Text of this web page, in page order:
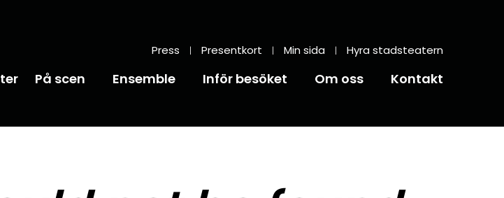
Press Presentkort Min sida Hyra stadsteatern
På scen Ensemble Inför besöket Om oss Kontakt